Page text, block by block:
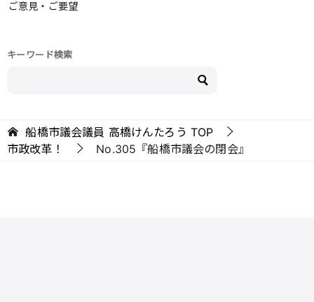
ご意見・ご要望
キーワード検索
船橋市議会議員 高橋けんたろう TOP
市政改革！
No.305『船橋市議会の閉会』